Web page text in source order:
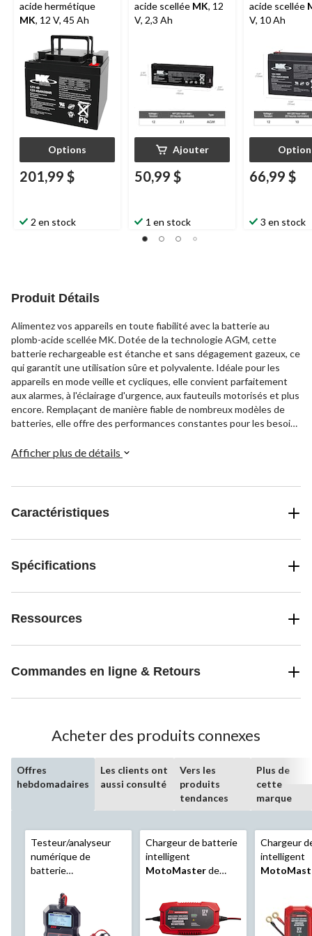
acide hermétique
MK, 12 V, 45 Ah
Options
201,99 $
2 en stock
acide scellée MK, 12
V, 2,3 Ah
Ajouter
50,99 $
1 en stock
acide scellée
V, 10 Ah
66,99 $
3 en stock
Produit Détails
Alimentez vos appareils en toute fiabilité avec la batterie au
plomb-acide scellée MK. Dotée de la technologie AGM, cette
batterie rechargeable est étanche et sans dégagement gazeux, ce
qui garantit une utilisation sûre et polyvalente. Idéale pour les
appareils en mode veille et cycliques, elle convient parfaitement
aux alarmes, à l'éclairage d'urgence, aux fauteuils motorisés et plus
encore. Remplaçant de manière fiable de nombreux modèles de
batteries, elle offre des performances constantes pour les besoins
Afficher plus de détails
Caractéristiques
Spécifications
Ressources
Commandes en ligne & Retours
Acheter des produits connexes
Offres
hebdomadaires
Les clients ont
aussi consulté
Vers les
produits
tendances
Plus de
cette
marque
Testeur/analyseur
numérique de
batterie
Chargeur de batterie
intelligent
MotoMasterde
automatique, 10 a,
12 V
Chargeur
intelligent
12 V